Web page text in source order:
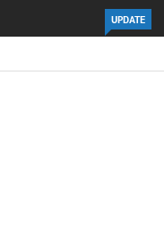
UPDATE